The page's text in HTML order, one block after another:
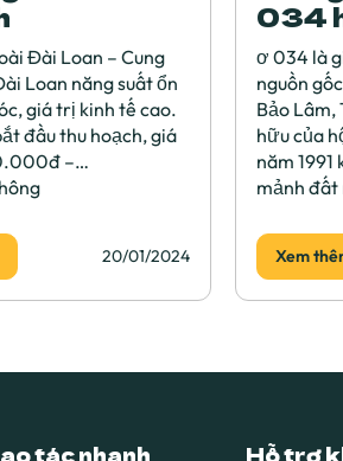
Đài Loan – Cung
Loan năng suất ổn
giá trị kinh tế cao.
đầu thu hoạch, giá
–
20/01/2024
034
bơ
ơ 034 là
nguồn
Bảo Lâm,
hữu của
năm
mảnh đất
Xem
tác nhanh
Hỗ trợ